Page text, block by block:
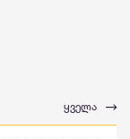
ყველა